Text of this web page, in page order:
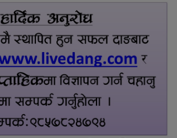
दंगीशरणमा आर्थिक वर्ष २०८२/८३ को
वार्षिक समीक्षा कार्यक्रम सम्पन्न
तुलसीपुरमा मोटरसाइकल र स्कुटी
ठोक्किँदा युवतीको मृत्यु